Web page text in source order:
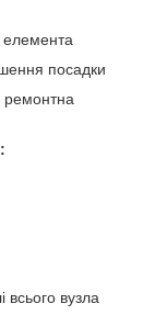
елемента
посадки
ремонтна
всього вузла